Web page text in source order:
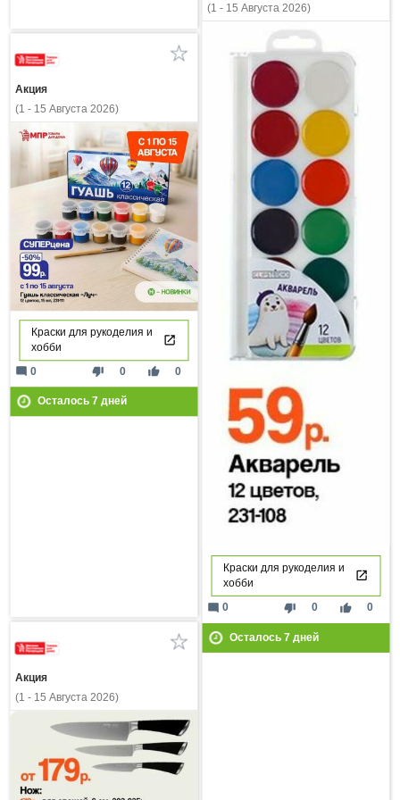
(1 - 15 Августа 2026)
Краски для рукоделия и
хобби
thumb_down 0 thumb_up 0
mode_comment 0
Осталось 7дней
Акция
(1 - 15 Августа 2026)
Краски для рукоделия и
хобби
thumb_down 0 thumb_up 0
mode_comment 0
Осталось 7дней
Акция
(1 - 15 Августа 2026)